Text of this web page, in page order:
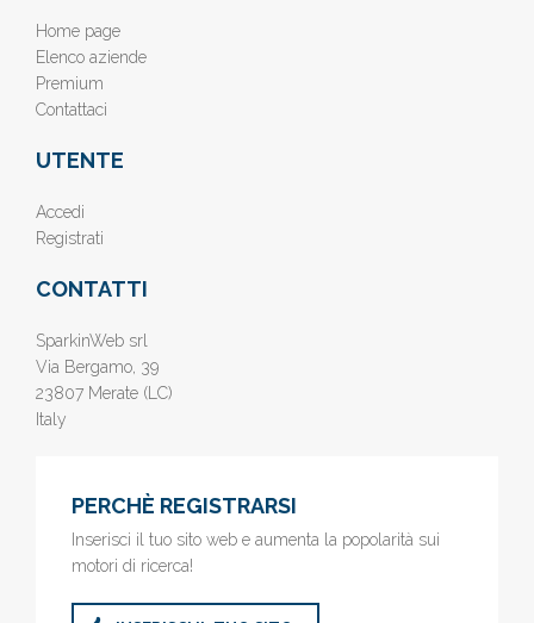
Home page
Elenco aziende
Premium
Contattaci
UTENTE
Accedi
Registrati
CONTATTI
SparkinWeb srl
Via Bergamo, 39
23807 Merate (LC)
Italy
PERCHÈ REGISTRARSI
Inserisci il tuo sito web e aumenta la popolarità sui
motori di ricerca!